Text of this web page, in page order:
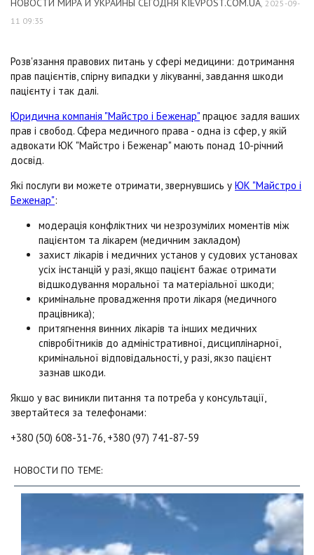
НОВОСТИ МИРА И УКРАИНЫ СЕГОДНЯ KIEVPOST.COM.UA, 2025-09-
11 09:35
Розв'язання правових питань у сфері медицини: дотримання
прав пацієнтів, спірну випадки у лікуванні, завдання шкоди
пацієнту і так далі.
Юридична компанія "Майстро і Беженар" працює задля ваших
прав і свобод. Сфера медичного права - одна із сфер, у якій
адвокати ЮК "Майстро і Беженар" мають понад 10-річний
досвід.
Які послуги ви можете отримати, звернувшись у ЮК "Майстро і
Беженар":
модерація конфліктних чи незрозумілих моментів між
пацієнтом та лікарем (медичним закладом)
захист лікарів і медичних установ у судових установах
усіх інстанцій у разі, якщо пацієнт бажає отримати
відшкодування моральної та матеріальної шкоди;
кримінальне провадження проти лікаря (медичного
працівника);
притягнення винних лікарів та інших медичних
співробітників до адміністративної, дисциплінарної,
кримінальної відповідальності, у разі, якзо пацієнт
зазнав шкоди.
Якшо у вас виникли питання та потреба у консультації,
звертайтеся за телефонами:
+380 (50) 608-31-76, +380 (97) 741-87-59
НОВОСТИ ПО ТЕМЕ: